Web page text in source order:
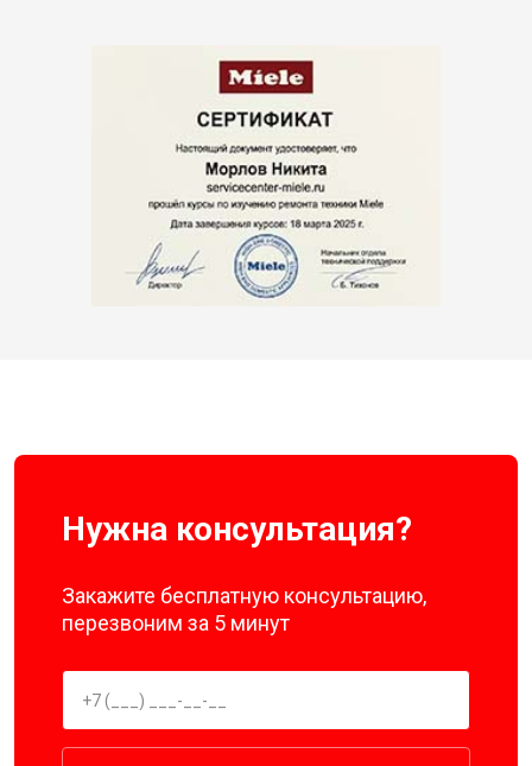
Нужна консультация?
Закажите бесплатную консультацию,
перезвоним за 5 минут